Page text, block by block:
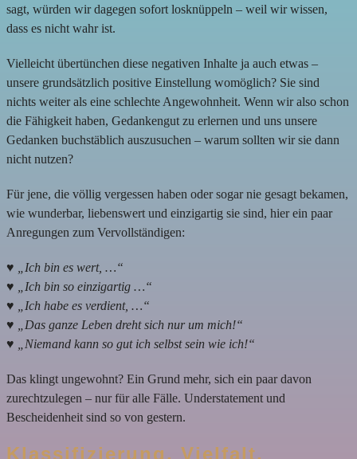
sagt, würden wir dagegen sofort losknüppeln – weil wir wissen,
dass es nicht wahr ist.
Vielleicht übertünchen diese negativen Inhalte ja auch etwas –
unsere grundsätzlich positive Einstellung womöglich? Sie sind
nichts weiter als eine schlechte Angewohnheit. Wenn wir also schon
die Fähigkeit haben, Gedankengut zu erlernen und uns unsere
Gedanken buchstäblich auszusuchen – warum sollten wir sie dann
nicht nutzen?
Für jene, die völlig vergessen haben oder sogar nie gesagt bekamen,
wie wunderbar, liebenswert und einzigartig sie sind, hier ein paar
Anregungen zum Vervollständigen:
♥ „Ich bin es wert, …“
♥ „Ich bin so einzigartig …“
♥ „Ich habe es verdient, …“
♥ „Das ganze Leben dreht sich nur um mich!“
♥ „Niemand kann so gut ich selbst sein wie ich!“
Das klingt ungewohnt? Ein Grund mehr, sich ein paar davon
zurechtzulegen – nur für alle Fälle. Understatement und
Bescheidenheit sind so von gestern.
Klassifizierung, Vielfalt,